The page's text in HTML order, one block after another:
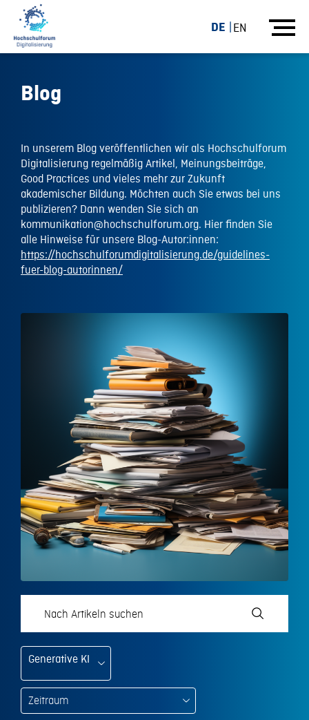
DE EN
Blog
In unserem Blog veröffentlichen wir als Hochschulforum
Digitalisierung regelmäßig Artikel, Meinungsbeiträge,
Good Practices und vieles mehr zur Zukunft
akademischer Bildung. Möchten auch Sie etwas bei uns
publizieren? Dann wenden Sie sich an
kommunikation@hochschulforum.org. Hier finden Sie
alle Hinweise für unsere Blog-Autor:innen:
https://hochschulforumdigitalisierung.de/guidelines-
fuer-blog-autorinnen/
Generative KI